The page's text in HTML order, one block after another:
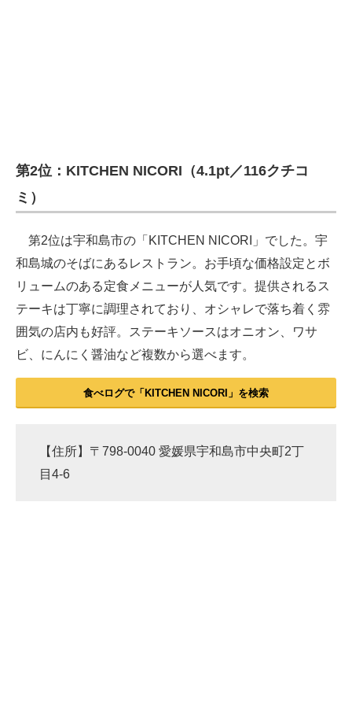
第2位：KITCHEN NICORI（4.1pt／116クチコ
ミ）
第2位は宇和島市の「KITCHEN NICORI」でした。宇
和島城のそばにあるレストラン。お手頃な価格設定とボ
リュームのある定食メニューが人気です。提供されるス
テーキは丁寧に調理されており、オシャレで落ち着く雰
囲気の店内も好評。ステーキソースはオニオン、ワサ
ビ、にんにく醤油など複数から選べます。
食べログで「KITCHEN NICORI」を検索
【住所】〒798-0040 愛媛県宇和島市中央町2丁
目4-6